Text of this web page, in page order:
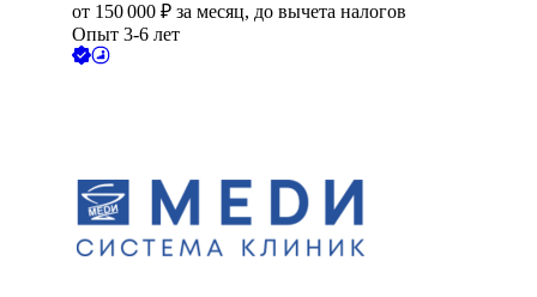
от 150 000 ₽ за месяц, до вычета налогов
Опыт 3-6 лет